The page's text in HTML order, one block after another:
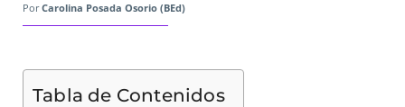
Por Carolina Posada Osorio (BEd)
Tabla de Contenidos